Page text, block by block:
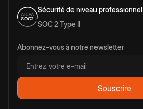
Sécurité de niveau professionnel
SOC 2 Type II
Abonnez-vous à notre newsletter